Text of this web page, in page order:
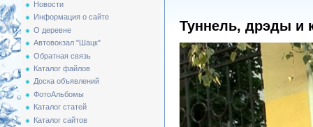
Новости
Информация о сайте
О деревне
Автовокзал "Шацк"
Обратная связь
Каталог файлов
Доска объявлений
ФотоАльбомы
Каталог статей
Каталог сайтов
Туннель, дрэды и